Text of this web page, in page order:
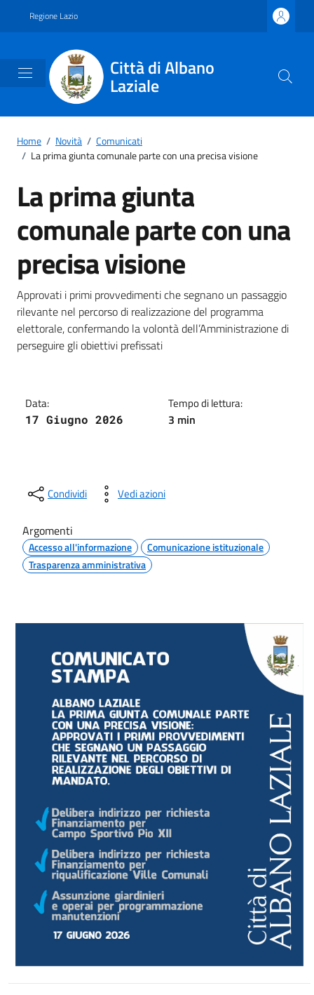
Regione Lazio
Città di Albano
Laziale
Home / Novità / Comunicati
/ La prima giunta comunale parte con una precisa visione
La prima giunta
comunale parte con una
precisa visione
Dettagli della notizia
Approvati i primi provvedimenti che segnano un passaggio
rilevante nel percorso di realizzazione del programma
elettorale, confermando la volontà dell’Amministrazione di
perseguire gli obiettivi prefissati
Data:
17 Giugno 2026
Tempo di lettura:
3 min
Condividi Vedi azioni
Argomenti
Accesso all'informazione
Comunicazione istituzionale
Trasparenza amministrativa